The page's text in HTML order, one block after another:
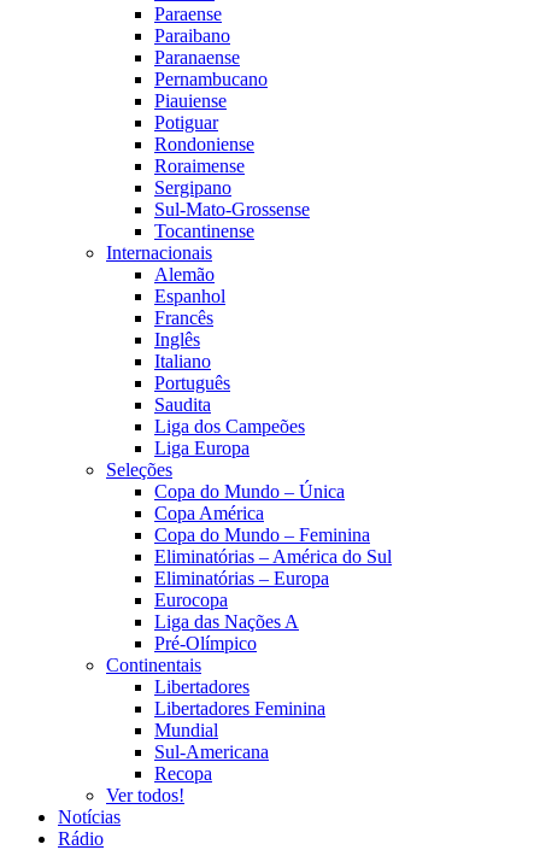
Paraense
Paraibano
Paranaense
Pernambucano
Piauiense
Potiguar
Rondoniense
Roraimense
Sergipano
Sul-Mato-Grossense
Tocantinense
Internacionais
Alemão
Espanhol
Francês
Inglês
Italiano
Português
Saudita
Liga dos Campeões
Liga Europa
Seleções
Copa do Mundo – Única
Copa América
Copa do Mundo – Feminina
Eliminatórias – América do Sul
Eliminatórias – Europa
Eurocopa
Liga das Nações A
Pré-Olímpico
Continentais
Libertadores
Libertadores Feminina
Mundial
Sul-Americana
Recopa
Ver todos!
Notícias
Rádio